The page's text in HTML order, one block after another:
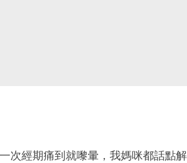
次經期痛到就嚟暈，我媽咪都話點